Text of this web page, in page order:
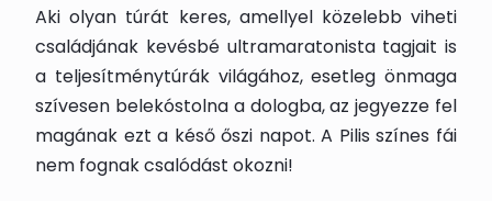
Aki olyan túrát keres, amellyel közelebb viheti
családjának kevésbé ultramaratonista tagjait is
a teljesítménytúrák világához, esetleg önmaga
szívesen belekóstolna a dologba, az jegyezze fel
magának ezt a késő őszi napot. A Pilis színes fái
nem fognak csalódást okozni!